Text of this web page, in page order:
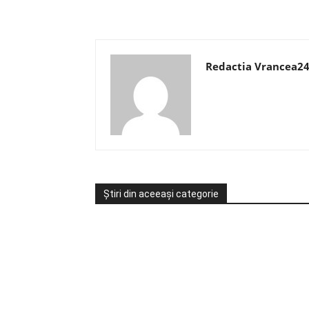
Redactia Vrancea24
Știri din aceeași categorie